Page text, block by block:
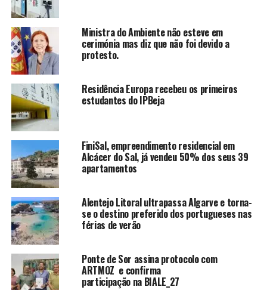
Ministra do Ambiente não esteve em
cerimónia mas diz que não foi devido a
protesto.
Residência Europa recebeu os primeiros
estudantes do IPBeja
FiniSal, empreendimento residencial em
Alcácer do Sal, já vendeu 50% dos seus 39
apartamentos
Alentejo Litoral ultrapassa Algarve e torna-
se o destino preferido dos portugueses nas
férias de verão
Ponte de Sor assina protocolo com
ARTMOZ e confirma
participação na BIALE_27